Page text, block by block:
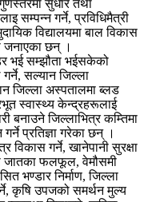
गुणस्तरमा सुधार तथा
सम्पन्न गर्ने, प्रविधिमैत्री
विद्यालयमा बाल विकास
जनाएका छन् ।
भई सम्झौता भईसकेको
सल्यान जिल्ला
जिल्ला अस्पतालमा ब्लड
स्वास्थ्य केन्द्रहरूलाई
बनाउने जिल्लाभित्र कम्तिमा
प्रतिज्ञा गरेका छन् ।
विकास गर्ने, खानेपानी सुरक्षा
जातका फलफूल, वेमौसमी
भण्डार निर्माण, जिल्ला
कृषि उपजको समर्थन मुल्य